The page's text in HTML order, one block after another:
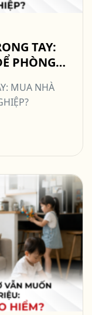
TAY:
PHÒNG
MUA NHÀ